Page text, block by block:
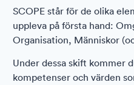
SCOPE står för de olika
uppleva på första hand:
Organisation, Människor
Under dessa skift kommer
kompetenser och värden